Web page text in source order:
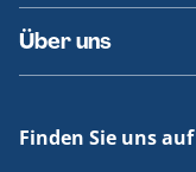
Häufige Fragen
Barrierefreies Reisen
Erklärung
Über uns
Offenlegungen
Finden Sie uns